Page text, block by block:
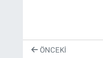
ÖNCEKI